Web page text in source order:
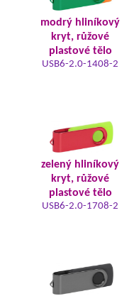
modrý hliníkový
kryt, růžové
plastové tělo
USB6-2.0-1408-2
zelený hliníkový
kryt, růžové
plastové tělo
USB6-2.0-1708-2